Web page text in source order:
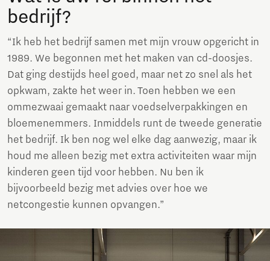
bedrijf?
“Ik heb het bedrijf samen met mijn vrouw opgericht in
1989. We begonnen met het maken van cd-doosjes.
Dat ging destijds heel goed, maar net zo snel als het
opkwam, zakte het weer in. Toen hebben we een
ommezwaai gemaakt naar voedselverpakkingen en
bloemenemmers. Inmiddels runt de tweede generatie
het bedrijf. Ik ben nog wel elke dag aanwezig, maar ik
houd me alleen bezig met extra activiteiten waar mijn
kinderen geen tijd voor hebben. Nu ben ik
bijvoorbeeld bezig met advies over hoe we
netcongestie kunnen opvangen.”